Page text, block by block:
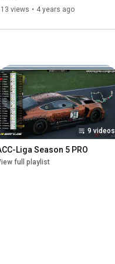
views • 4 years ago
9 videos
Liga Season 5 PRO
full playlist